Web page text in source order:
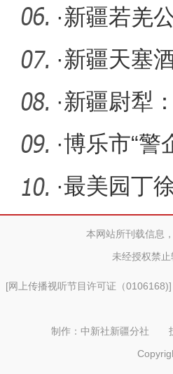
高质量
·新疆若羌
标案 涉案
·新疆天塞
·新疆尉犁
兴发展
·博乐市“警
·最美园丁
灌未来
本网站所刊载信息
未经授权禁
[网上传播视听节目许可证（0106168)
制作：中新社新疆分社